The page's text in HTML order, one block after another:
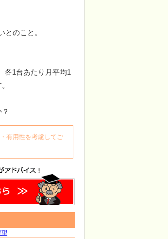
のこと。
各1台あたり月平均1
有用性を考慮してご
望